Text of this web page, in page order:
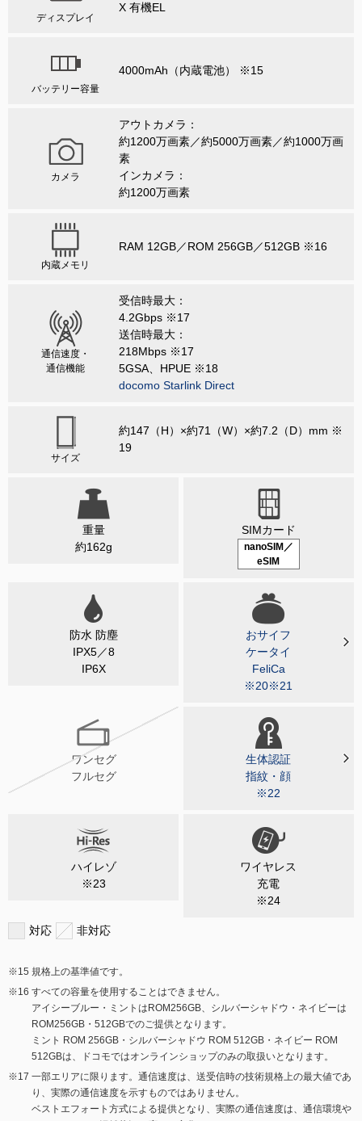
ディスプレイ
X 有機EL
バッテリー容量
4000mAh（内蔵電池） ※15
カメラ
アウトカメラ：
約1200万画素／約5000万画素／約1000万画
素
インカメラ：
約1200万画素
内蔵メモリ
RAM 12GB／ROM 256GB／512GB ※16
通信速度・
通信機能
受信時最大：
4.2Gbps ※17
送信時最大：
218Mbps ※17
5GSA、HPUE ※18
docomo Starlink Direct
サイズ
約147（H）×約71（W）×約7.2（D）mm ※
19
重量
約162g
SIMカード
nanoSIM／
eSIM
防水 防塵
IPX5／8
IP6X
おサイフ
ケータイ
FeliCa
※20※21
ワンセグ
フルセグ
生体認証
指紋・顔
※22
ハイレゾ
※23
ワイヤレス
充電
※24
対応 非対応
規格上の基準値です。
すべての容量を使用することはできません。
アイシーブルー・ミントはROM256GB、シルバーシャドウ・ネイビーは
ROM256GB・512GBでのご提供となります。
ミント ROM 256GB・シルバーシャドウ ROM 512GB・ネイビー ROM
512GBは、ドコモではオンラインショップのみの取扱いとなります。
一部エリアに限ります。通信速度は、送受信時の技術規格上の最大値であ
り、実際の通信速度を示すものではありません。
ベストエフォート方式による提供となり、実際の通信速度は、通信環境や